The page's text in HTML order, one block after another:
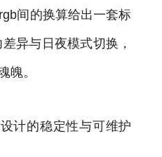
间的换算给出一套标
异与日夜模式切换，
魄。
计的稳定性与可维护